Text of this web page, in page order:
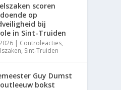
scoren
op
bij
in Sint-Truiden
| Controleacties,
, Sint-Truiden
Guy Dumst
bokst